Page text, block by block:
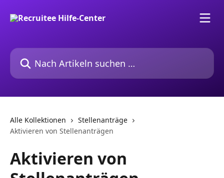
Nach Artikeln suchen …
Alle Kollektionen
Stellenanträge
Aktivieren von Stellenanträgen
Aktivieren von